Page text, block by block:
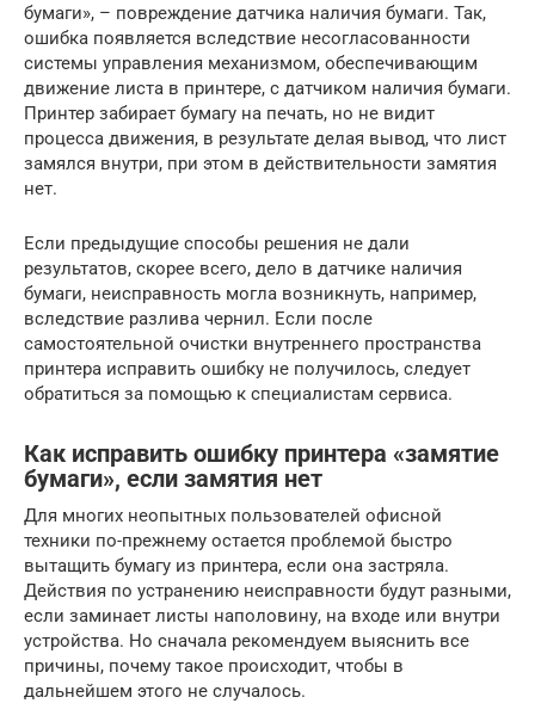
бумаги», – повреждение датчика наличия бумаги. Так,
ошибка появляется вследствие несогласованности
системы управления механизмом, обеспечивающим
движение листа в принтере, с датчиком наличия бумаги.
Принтер забирает бумагу на печать, но не видит
процесса движения, в результате делая вывод, что лист
замялся внутри, при этом в действительности замятия
нет.
Если предыдущие способы решения не дали
результатов, скорее всего, дело в датчике наличия
бумаги, неисправность могла возникнуть, например,
вследствие разлива чернил. Если после
самостоятельной очистки внутреннего пространства
принтера исправить ошибку не получилось, следует
обратиться за помощью к специалистам сервиса.
Как исправить ошибку принтера «замятие
бумаги», если замятия нет
Для многих неопытных пользователей офисной
техники по-прежнему остается проблемой быстро
вытащить бумагу из принтера, если она застряла.
Действия по устранению неисправности будут разными,
если заминает листы наполовину, на входе или внутри
устройства. Но сначала рекомендуем выяснить все
причины, почему такое происходит, чтобы в
дальнейшем этого не случалось.